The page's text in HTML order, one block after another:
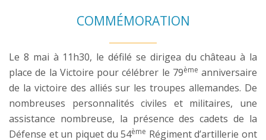
COMMÉMORATION
Le 8 mai à 11h30, le défilé se dirigea du château à la
place de la Victoire pour célébrer le 79ème anniversaire
de la victoire des alliés sur les troupes allemandes. De
nombreuses personnalités civiles et militaires, une
assistance nombreuse, la présence des cadets de la
Défense et un piquet du 54ème Régiment d’artillerie ont